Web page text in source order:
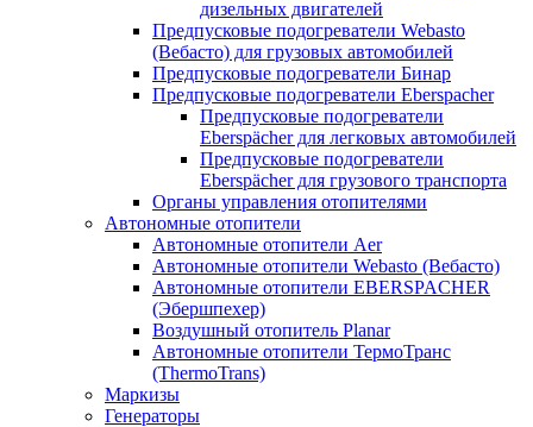
дизельных двигателей
Предпусковые подогреватели Webasto
(Вебасто) для грузовых автомобилей
Предпусковые подогреватели Бинар
Предпусковые подогреватели Eberspacher
Предпусковые подогреватели
Eberspächer для легковых автомобилей
Предпусковые подогреватели
Eberspächer для грузового транспорта
Органы управления отопителями
Автономные отопители
Автономные отопители Аer
Автономные отопители Webasto (Вебасто)
Автономные отопители EBERSPACHER
(Эбершпехер)
Воздушный отопитель Planar
Автономные отопители ТермоТранс
(ThermoTrans)
Маркизы
Генераторы